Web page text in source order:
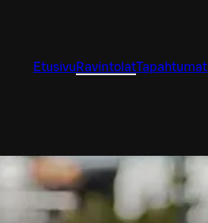
Etusivu RavintolatTapahtumat